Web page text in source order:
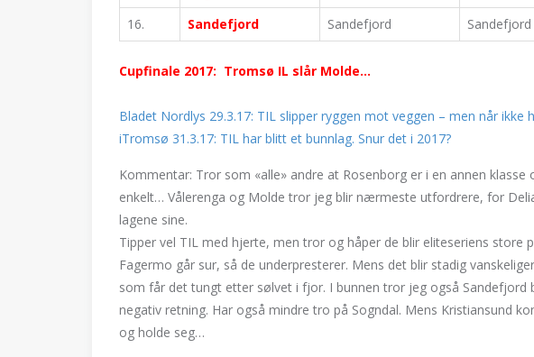
16.
Sandefjord Sandefjord Sandefjord
Cupfinale 2017: Tromsø IL slår Molde…
Bladet Nordlys 29.3.17: TIL slipper ryggen mot veggen – men når ikke
iTromsø 31.3.17: TIL har blitt et bunnlag. Snur det i 2017?
Kommentar: Tror som «alle» andre at Rosenborg er i en annen klasse
enkelt… Vålerenga og Molde tror jeg blir nærmeste utfordrere, for
lagene sine.
Tipper vel TIL med hjerte, men tror og håper de blir eliteseriens store
Fagermo går sur, så de underpresterer. Mens det blir stadig
som får det tungt etter sølvet i fjor. I bunnen tror jeg også Sandefjord
negativ retning. Har også mindre tro på Sogndal. Mens Kristiansund
og holde seg…